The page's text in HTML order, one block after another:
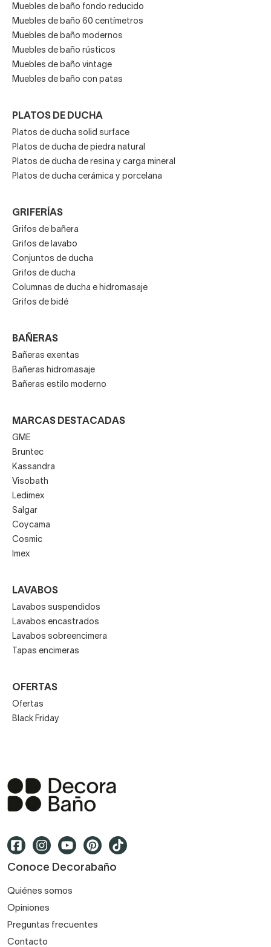
Muebles de baño fondo reducido
Muebles de baño 60 centímetros
Muebles de baño modernos
Muebles de baño rústicos
Muebles de baño vintage
Muebles de baño con patas
PLATOS DE DUCHA
Platos de ducha solid surface
Platos de ducha de piedra natural
Platos de ducha de resina y carga mineral
Platos de ducha cerámica y porcelana
GRIFERÍAS
Grifos de bañera
Grifos de lavabo
Conjuntos de ducha
Grifos de ducha
Columnas de ducha e hidromasaje
Grifos de bidé
BAÑERAS
Bañeras exentas
Bañeras hidromasaje
Bañeras estilo moderno
MARCAS DESTACADAS
GME
Bruntec
Kassandra
Visobath
Ledimex
Salgar
Coycama
Cosmic
Imex
LAVABOS
Lavabos suspendidos
Lavabos encastrados
Lavabos sobreencimera
Tapas encimeras
OFERTAS
Ofertas
Black Friday
Conoce Decorabaño
Quiénes somos
Opiniones
Preguntas frecuentes
Contacto